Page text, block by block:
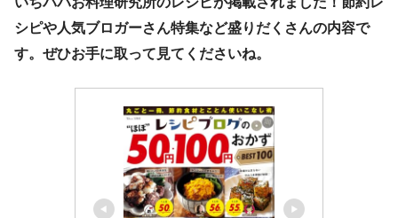
シピや人気ブロガーさん特集など盛りだくさんの内容で
す。ぜひお手に取って見てくださいね。